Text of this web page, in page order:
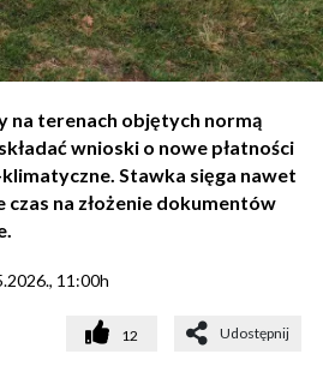
na terenach objętych normą
wnioski o nowe płatności
Stawka sięga nawet
czas na złożenie dokumentów
11:00h
12 Udostępnij